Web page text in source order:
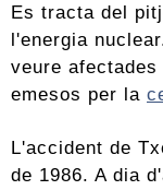
Es tracta del
l'energia
veure
emesos per la
L'accident de
de 1986. A dia